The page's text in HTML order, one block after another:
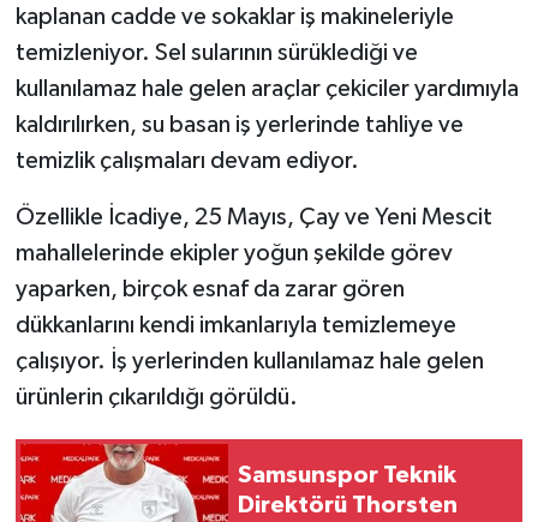
kaplanan cadde ve sokaklar iş makineleriyle
temizleniyor. Sel sularının sürüklediği ve
kullanılamaz hale gelen araçlar çekiciler yardımıyla
kaldırılırken, su basan iş yerlerinde tahliye ve
temizlik çalışmaları devam ediyor.
Özellikle İcadiye, 25 Mayıs, Çay ve Yeni Mescit
mahallelerinde ekipler yoğun şekilde görev
yaparken, birçok esnaf da zarar gören
dükkanlarını kendi imkanlarıyla temizlemeye
çalışıyor. İş yerlerinden kullanılamaz hale gelen
ürünlerin çıkarıldığı görüldü.
Samsunspor Teknik
Direktörü Thorsten